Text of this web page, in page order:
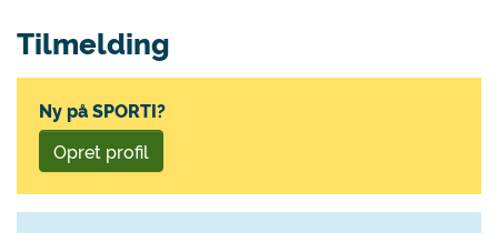
Tilmelding
Ny på SPORTI?
Opret profil